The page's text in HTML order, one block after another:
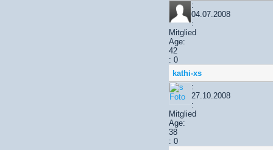
:
04.07.2008
:
Mitglied
Age:
42
: 0
kathi-xs
:
27.10.2008
:
Mitglied
Age:
38
: 0